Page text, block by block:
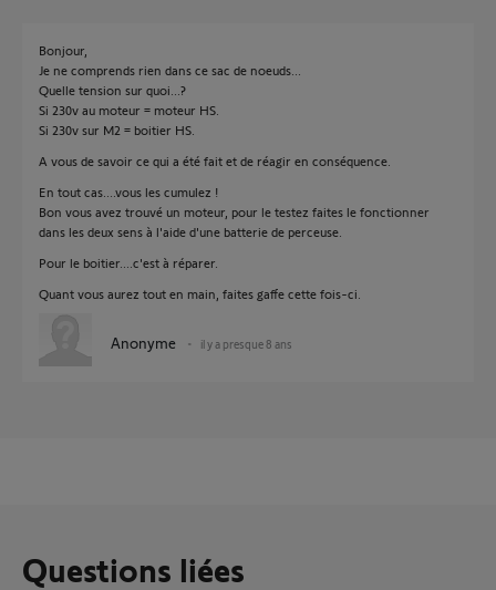
Bonjour,
Je ne comprends rien dans ce sac de noeuds...
Quelle tension sur quoi...?
Si 230v au moteur = moteur HS.
Si 230v sur M2 = boitier HS.
A vous de savoir ce qui a été fait et de réagir en conséquence.
En tout cas....vous les cumulez !
Bon vous avez trouvé un moteur, pour le testez faites le fonctionner
dans les deux sens à l'aide d'une batterie de perceuse.
Pour le boitier....c'est à réparer.
Quant vous aurez tout en main, faites gaffe cette fois-ci.
Anonyme il y a presque 8 ans
Questions liées